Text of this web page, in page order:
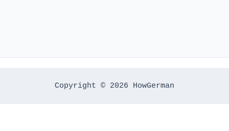
Copyright © 2026 HowGerman